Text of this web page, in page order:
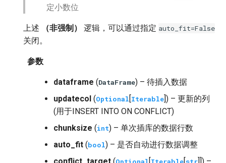
定小数位
上述 （非强制） 逻辑，可以通过指定 auto_fit=False
关闭。
参数
dataframe (DataFrame) – 待插入数据
updatecol (Optional[Iterable]) – 更新的列
(用于INSERT INTO ON CONFLICT)
chunksize (int) – 单次插库的数据行数
auto_fit (bool) – 是否自动进行数据调整